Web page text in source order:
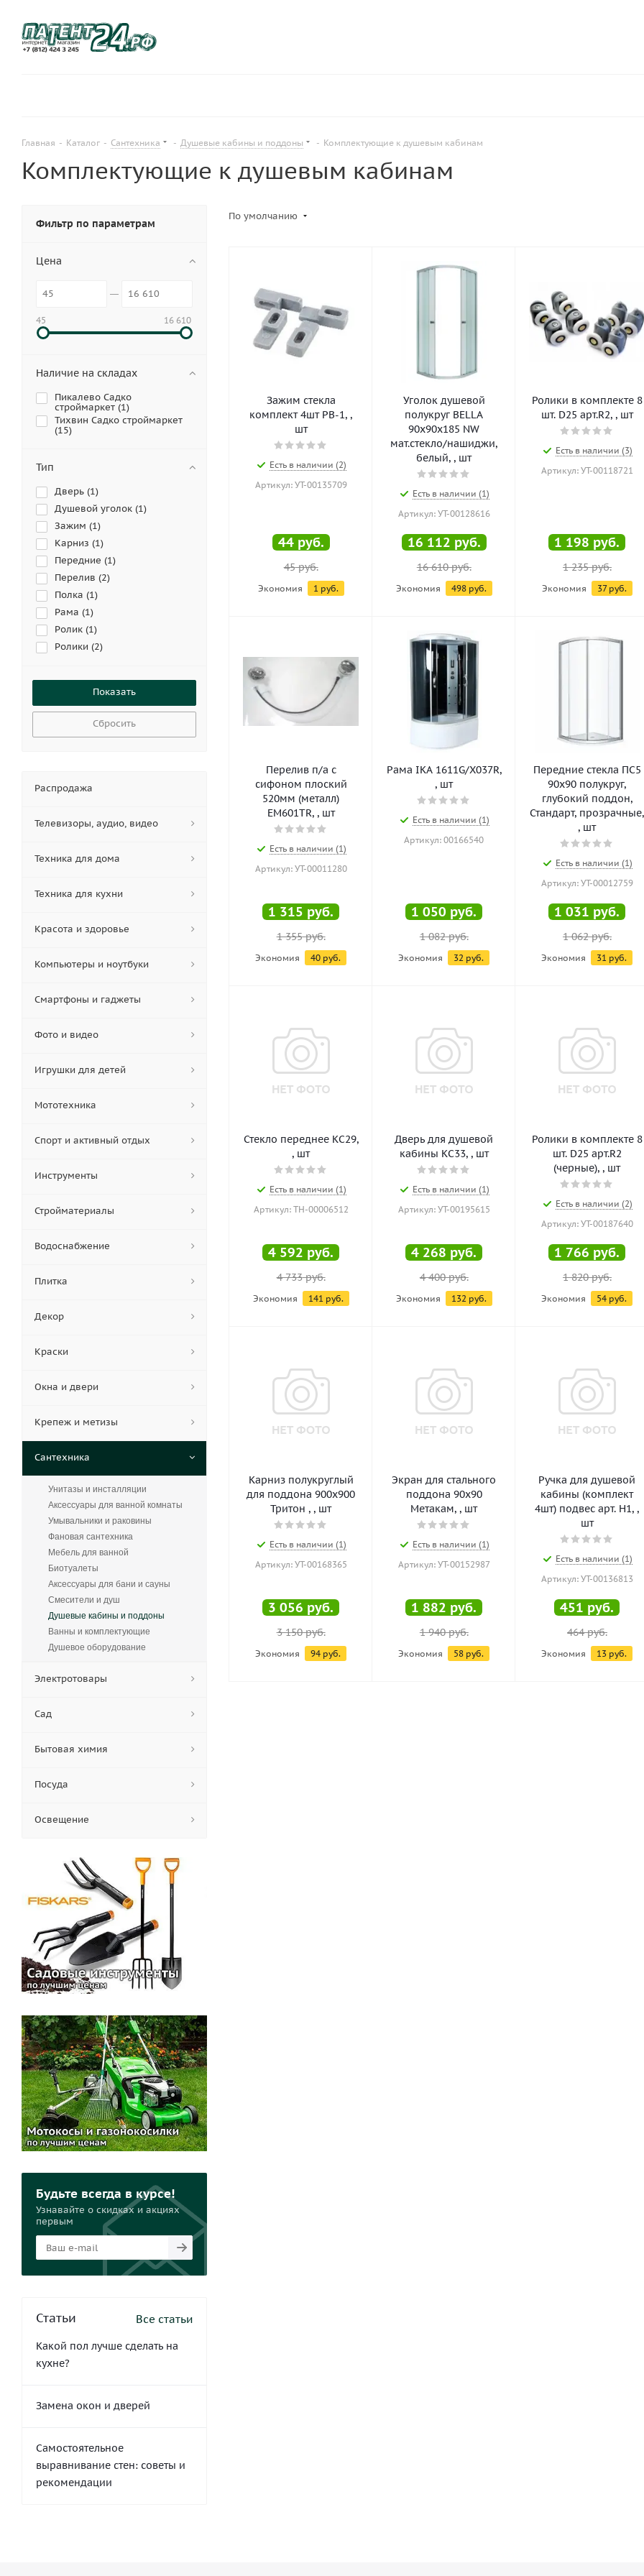
Главная - Каталог - Сантехника - Душевые кабины и поддоны - Комплектующие к душевым кабинам
Комплектующие к душевым кабинам
По умолчанию
Зажим стекла
комплект 4шт РВ-1, ,
шт
Есть в наличии (2)
Артикул: УТ-00135709
44руб.
45руб.
Экономия 1 руб.
Уголок душевой
полукруг BELLA
90х90х185 NW
мат.стекло/нашиджи,
белый, , шт
Есть в наличии (1)
Артикул: УТ-00128616
16 112 руб.
16 610руб.
Экономия 498руб.
Ролики в комплекте 8
шт. D25 арт.R2, , шт
Есть в наличии (3)
Артикул: УТ-00118721
1 198 руб.
1 235руб.
Экономия 37руб.
Перелив п/а с
сифоном плоский
520мм (металл)
ЕМ601TR, , шт
Есть в наличии (1)
Артикул: УТ-00011280
1 315 руб.
1 355руб.
Экономия 40 руб.
Рама IKA 1611G/X037R,
, шт
Есть в наличии (1)
Артикул: 00166540
1 050 руб.
1 082руб.
Экономия 32 руб.
Передние стекла ПС5
90х90 полукруг,
глубокий поддон,
Стандарт, прозрачные,
, шт
Есть в наличии (1)
Артикул: УТ-00012759
1 031 руб.
1 062руб.
Экономия 31 руб.
Стекло переднее КС29,
, шт
Есть в наличии (1)
Артикул: ТН-00006512
4 592 руб.
4 733руб.
Экономия 141 руб.
Дверь для душевой
кабины КС33, , шт
Есть в наличии (1)
Артикул: УТ-00195615
4 268 руб.
4 400руб.
Экономия 132 руб.
Ролики в комплекте 8
шт. D25 арт.R2
(черные), , шт
Есть в наличии (2)
Артикул: УТ-00187640
1 766 руб.
1 820руб.
Экономия 54 руб.
Карниз полукруглый
для поддона 900х900
Тритон , , шт
Есть в наличии (1)
Артикул: УТ-00168365
3 056 руб.
3 150руб.
Экономия 94 руб.
Экран для стального
поддона 90х90
Метакам, , шт
Есть в наличии (1)
Артикул: УТ-00152987
1 882 руб.
1 940руб.
Экономия 58 руб.
Ручка для душевой
кабины (комплект
4шт) подвес арт. H1, ,
шт
Есть в наличии (1)
Артикул: УТ-00136813
451 руб.
464руб.
Экономия 13 руб.
Фильтр по параметрам
Цена
45 16 610
Наличие на складах
Пикалево Садко
строймаркет (1)
Тихвин Садко строймаркет
(15)
Тип
Дверь (1)
Душевой уголок (1)
Зажим (1)
Карниз (1)
Передние (1)
Перелив (2)
Полка (1)
Рама (1)
Ролик (1)
Ролики (2)
стекло (1)
Уплотнитель (2)
Шторки (1)
Сбросить
Распродажа
Телевизоры, аудио, видео
Техника для дома
Техника для кухни
Красота и здоровье
Компьютеры и ноутбуки
Смартфоны и гаджеты
Фото и видео
Игрушки для детей
Мототехника
Спорт и активный отдых
Инструменты
Стройматериалы
Водоснабжение
Плитка
Декор
Краски
Окна и двери
Крепеж и метизы
Сантехника
Унитазы и инсталляции
Аксессуары для ванной комнаты
Умывальники и раковины
Фановая сантехника
Мебель для ванной
Биотуалеты
Аксессуары для бани и сауны
Смесители и душ
Душевые кабины и поддоны
Ванны и комплектующие
Душевое оборудование
Электротовары
Сад
Бытовая химия
Посуда
Освещение
Будьте всегда в курсе!
Узнавайте о скидках и акциях
первым
Статьи Все статьи
Какой пол лучше сделать на
кухне?
Замена окон и дверей
Самостоятельное
выравнивание стен: советы и
рекомендации